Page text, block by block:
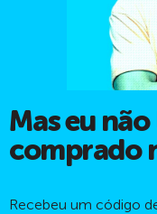
Mas eu
comprado
Recebeu um código